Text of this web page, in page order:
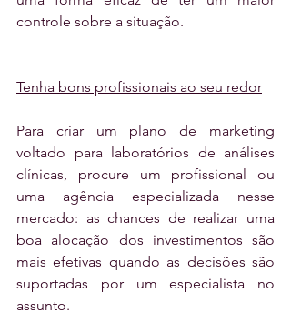
controle sobre a situação.
Tenha bons profissionais ao seu redor
Para criar um plano de marketing
voltado para laboratórios de análises
clínicas, procure um profissional ou
uma agência especializada nesse
mercado: as chances de realizar uma
boa alocação dos investimentos são
mais efetivas quando as decisões são
suportadas por um especialista no
assunto.